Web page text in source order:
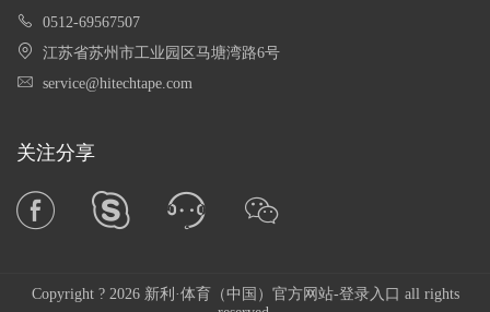
0512-69567507
江苏省苏州市工业园区马塘湾路6号
service@hitechtape.com
关注分享
Copyright ? 2026 新利·体育（中国）官方网站-登录入口 all rights